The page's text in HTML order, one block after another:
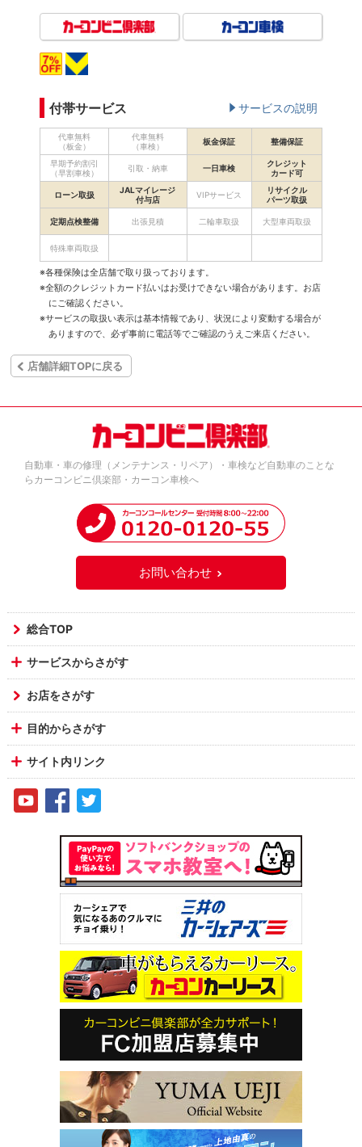
付帯サービス サービスの説明
代車無料
（板金）
代車無料
（車検）
板金保証 整備保証
早期予約割引
（早割車検）
引取・納車 一日車検
クレジット
カード可
ローン取扱
JALマイレージ
付与店
VIPサービス
リサイクル
パーツ取扱
定期点検整備 出張見積 二輪車取扱 大型車両取扱
特殊車両取扱
※各種保険は全店舗で取り扱っております。
※全額のクレジットカード払いはお受けできない場合があります。お店
にご確認ください。
※サービスの取扱い表示は基本情報であり、状況により変動する場合が
ありますので、必ず事前に電話等でご確認のうえご来店ください。
店舗詳細TOPに戻る
自動車・車の修理（メンテナンス・リペア）・車検など自動車のことな
らカーコンビニ倶楽部・カーコン車検へ
お問い合わせ
総合TOP
サービスからさがす
お店をさがす
目的からさがす
サイト内リンク